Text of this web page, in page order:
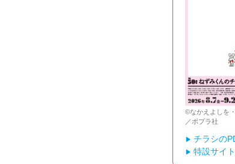
©なかえよしを
／ポプラ社
▶ チラシの
▶ 特設サイ